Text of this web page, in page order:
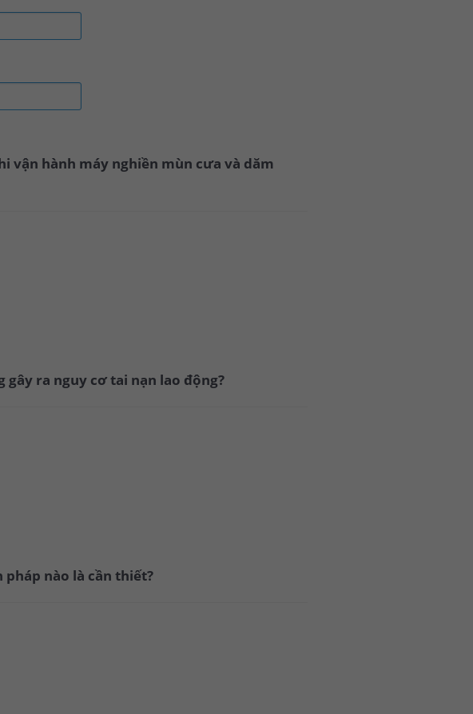
vận hành máy nghiền mùn cưa và dăm
ra nguy cơ tai nạn lao động?
nào là cần thiết?